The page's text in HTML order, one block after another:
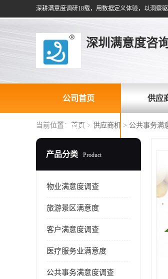
深耕满意度调研18载，用数据定义体验，以洞察
深圳满意度咨
公司首页 供应
联系方式
当前位置： 首页 > 供应商机 > 公共事务满
产品分类 Product
物业满意度调查
旅游景区满意度
客户满意度调查
医疗服务业满意度
公共事务满意度调查